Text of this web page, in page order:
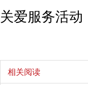
关爱服务活
相关阅读